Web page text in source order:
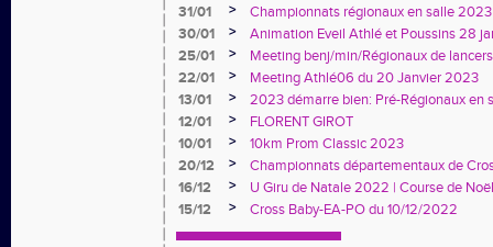
31/01
>
Championnats régionaux en salle 2023
30/01
>
Animation Eveil Athlé et Poussins 28
25/01
>
Meeting benj/min/Régionaux de
22/01
>
Meeting Athlé06 du 20 Janvier 2023
13/01
>
2023 démarre bien: Pré-Régionaux en
12/01
>
FLORENT GIROT
10/01
>
10km Prom Classic 2023
20/12
>
Championnats départementaux de
16/12
>
U Giru de Natale 2022 | Course de
15/12
> Cross Baby-EA-PO du 10/12/2022